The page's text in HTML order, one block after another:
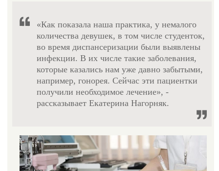
«Как показала наша практика, у немалого
количества девушек, в том числе студенток,
во время диспансеризации были выявлены
инфекции. В их числе такие заболевания,
которые казались нам уже давно забытыми,
например, гонорея. Сейчас эти пациентки
получили необходимое лечение», -
рассказывает Екатерина Нагорняк.